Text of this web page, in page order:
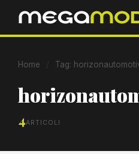
Home Tag:
4ARTICOLI